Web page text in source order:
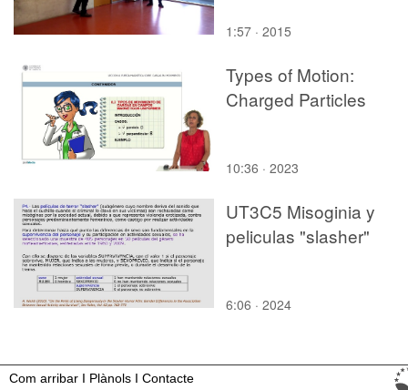
1:57 · 2015
Types of Motion:
Charged Particles
10:36 · 2023
UT3C5 Misoginia y
peliculas "slasher"
6:06 · 2024
Com arribar I Plànols I Contacte